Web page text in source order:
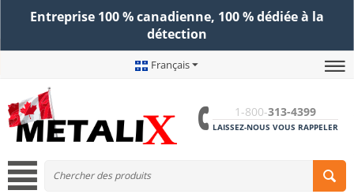
Entreprise 100 % canadienne, 100 % dédiée à la
détection
Français
1-800-313-4399
LAISSEZ-NOUS VOUS RAPPELER